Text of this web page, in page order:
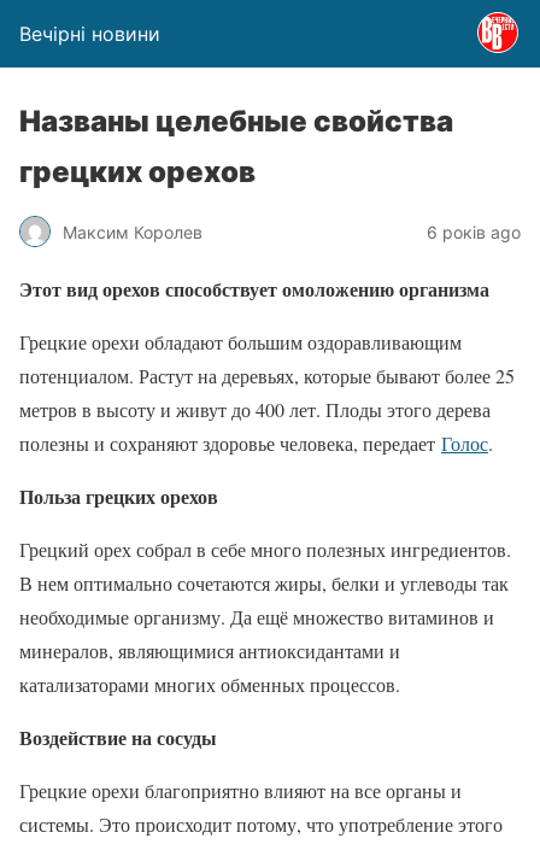
Вечірні новини
Названы целебные свойства
грецких орехов
Максим Королев 6 років ago
Этот вид орехов способствует омоложению организма
Грецкие орехи обладают большим оздоравливающим
потенциалом. Растут на деревьях, которые бывают более 25
метров в высоту и живут до 400 лет. Плоды этого дерева
полезны и сохраняют здоровье человека, передает Голос.
Польза грецких орехов
Грецкий орех собрал в себе много полезных ингредиентов.
В нем оптимально сочетаются жиры, белки и углеводы так
необходимые организму. Да ещё множество витаминов и
минералов, являющимися антиоксидантами и
катализаторами многих обменных процессов.
Воздействие на сосуды
Грецкие орехи благоприятно влияют на все органы и
системы. Это происходит потому, что употребление этого